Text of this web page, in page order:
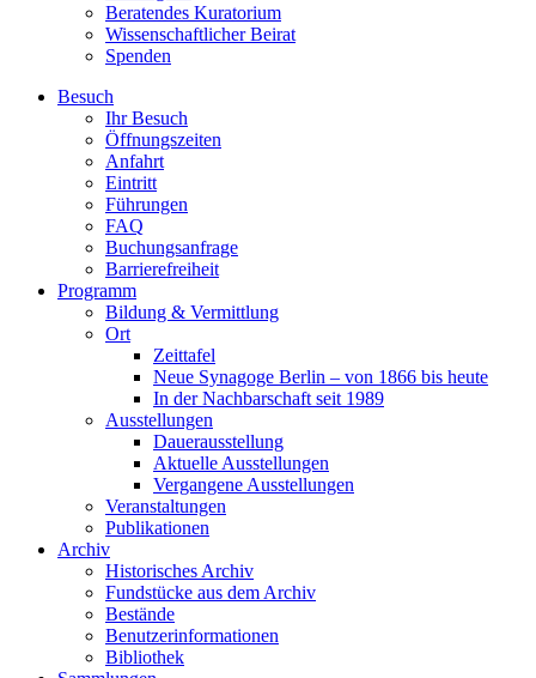
Beratendes Kuratorium
Wissenschaftlicher Beirat
Spenden
Besuch
Ihr Besuch
Öffnungszeiten
Anfahrt
Eintritt
Führungen
FAQ
Buchungsanfrage
Barrierefreiheit
Programm
Bildung & Vermittlung
Ort
Zeittafel
Neue Synagoge Berlin – von 1866 bis heute
In der Nachbarschaft seit 1989
Ausstellungen
Dauerausstellung
Aktuelle Ausstellungen
Vergangene Ausstellungen
Veranstaltungen
Publikationen
Archiv
Historisches Archiv
Fundstücke aus dem Archiv
Bestände
Benutzerinformationen
Bibliothek